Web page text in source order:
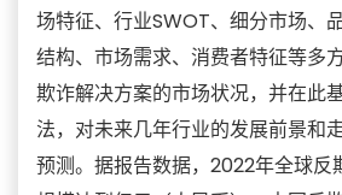
场特征、行业SWOT、细分市场、
结构、市场需求、消费者特征等多
欺诈解决方案的市场状况，并在此
法，对未来几年行业的发展前景和
预测。据报告数据，2022年全球反